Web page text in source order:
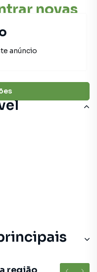
novas
mas você pode
seu contato para
anúncio